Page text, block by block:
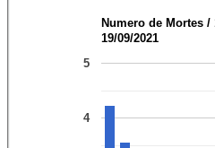
Numero de Mortes
19/09/2021
4
5